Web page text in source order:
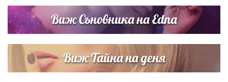
Виж Съновника на Edna
Виж Тайна на деня